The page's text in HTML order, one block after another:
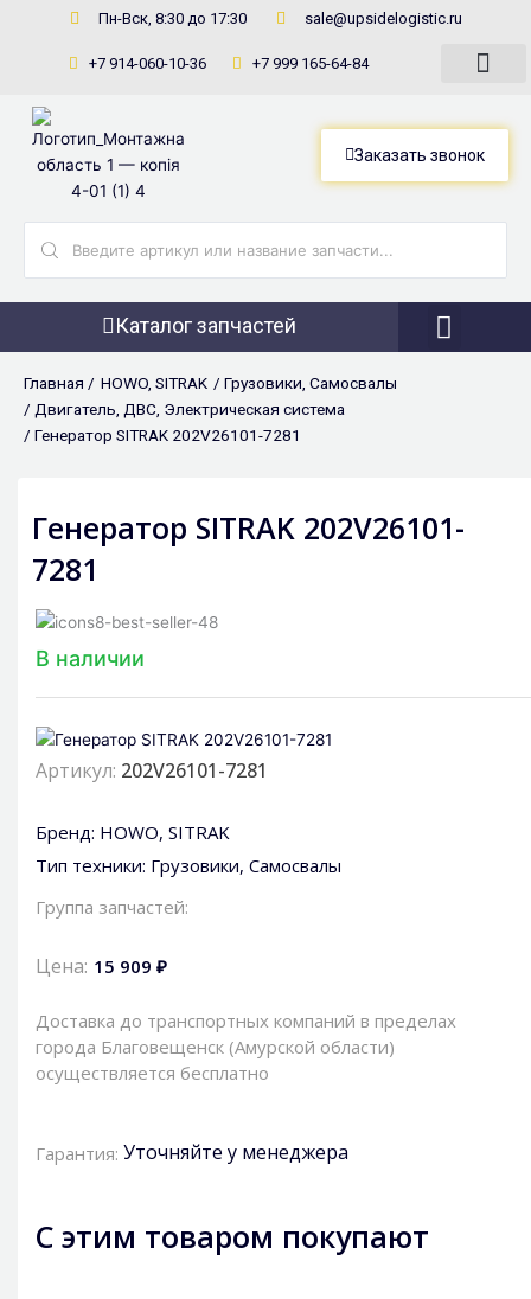
содержимому
Пн-Вск, 8:30 до 17:30 sale@upsidelogistic.ru
+7 914-060-10-36 +7 999 165-64-84
Заказать звонок
Каталог запчастей
Главная / HOWO SITRAK / Грузовики Самосвалы
/ Двигатель ДВС Электрическая система
/ Генератор SITRAK 202V26101-7281
Генератор SITRAK 202V26101-
7281
В наличии
Артикул: 202V26101-7281
Бренд: HOWO, SITRAK
Тип техники: Грузовики, Самосвалы
Группа запчастей:
Цена: 15 909 ₽
Доставка до транспортных компаний в пределах
города Благовещенск (Амурской области)
осуществляется бесплатно
Гарантия: Уточняйте у менеджера
С этим товаром покупают